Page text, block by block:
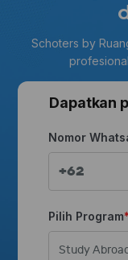
Schoters by
Dapatkan
Nomor
+62
Pilih Program
Study